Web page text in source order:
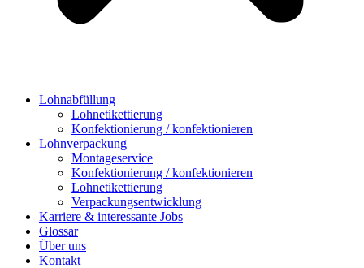
Lohnabfüllung
Lohnetikettierung
Konfektionierung / konfektionieren
Lohnverpackung
Montageservice
Konfektionierung / konfektionieren
Lohnetikettierung
Verpackungsentwicklung
Karriere & interessante Jobs
Glossar
Über uns
Kontakt